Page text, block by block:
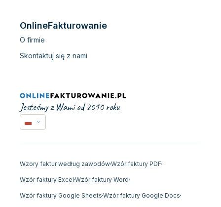
OnlineFakturowanie
O firmie
Skontaktuj się z nami
Jesteśmy z Wami od 2010 roku
Wzory faktur według zawodówWzór faktury PDF
Wzór faktury ExcelWzór faktury Word
Wzór faktury Google SheetsWzór faktury Google Docs